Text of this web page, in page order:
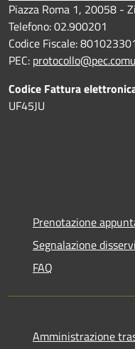
Piazza Roma 1, 20058 -
Telefono: 02.900201
Codice Fiscale:
PEC:
Codice Fattura
UF45JU
Prenotazione
Segnalazione
FAQ
Amministrazione